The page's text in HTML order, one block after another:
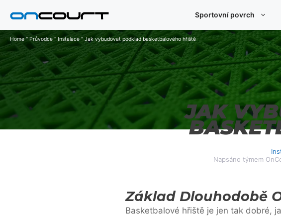
Sportovní povrch
Home" Průvodce "Instalace " Jak vybudovat podklad basketbalového hřiště
JAK
Napsáno týmem
Základ Dlouhodobě
Basketbalové hřiště je jen tak dobré,